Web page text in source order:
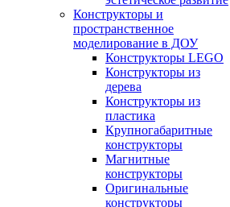
Конструкторы и
пространственное
моделирование в ДОУ
Конструкторы LEGO
Конструкторы из
дерева
Конструкторы из
пластика
Крупногабаритные
конструкторы
Магнитные
конструкторы
Оригинальные
конструкторы